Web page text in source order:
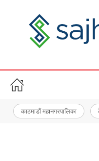
काठमाडौं महानगरपालिका